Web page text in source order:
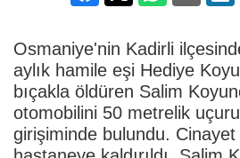
Osmaniye'nin Kadirli
aylık hamile eşi Hediye
bıçakla öldüren Salim
otomobilini 50 metrelik
girişiminde bulundu.